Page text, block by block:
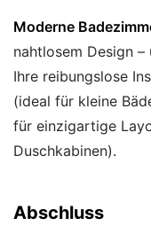
Moderne
nahtlosem Design –
Ihre reibungslose
(ideal für kleine
für einzigartige
Duschkabinen).
Abschluss